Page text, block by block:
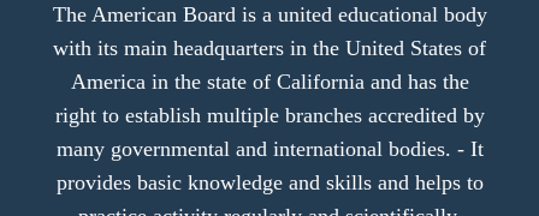
The American Board is a united educational body
with its main headquarters in the United States of
America in the state of California and has the
right to establish multiple branches accredited by
many governmental and international bodies. - It
provides basic knowledge and skills and helps to